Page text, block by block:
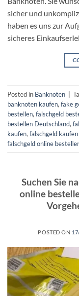
sicher und
haben es uns zur
sicheres
Posted in Banknoten
banknoten kaufen​, fake
bestellen, falschgeld
bestellen Deutschland,
kaufen, falschgeld
falschgeld online
Suchen Sie
online
POSTED ON